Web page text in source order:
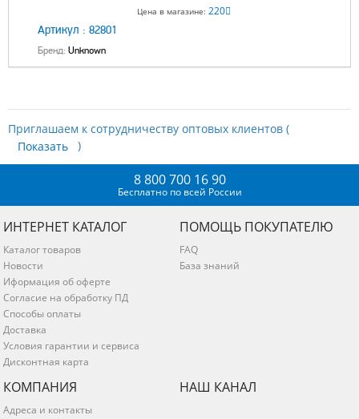
Цена в магазине: 220
Артикул : 82801
Бренд: Unknown
Приглашаем к сотрудничеству оптовых клиентов (
)
8 800 700 16 90
Бесплатно по всей России
ИНТЕРНЕТ КАТАЛОГ
Каталог товаров
Новости
Иформация об оферте
Согласие на обработку ПД
Способы оплаты
Доставка
Условия гарантии и сервиса
Дисконтная карта
ПОМОЩЬ ПОКУПАТЕЛЮ
FAQ
База знаний
КОМПАНИЯ
Адреса и контакты
НАШ КАНАЛ